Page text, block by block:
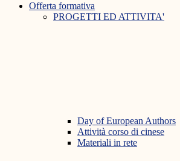
Offerta formativa
PROGETTI ED ATTIVITA'
Day of European Authors
Attività corso di cinese
Materiali in rete